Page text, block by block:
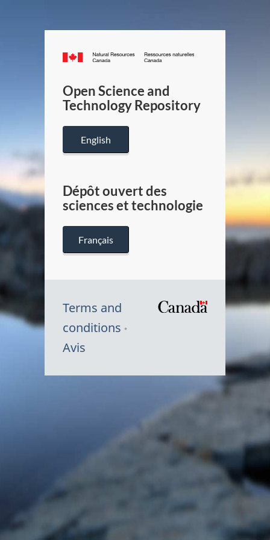
Canada.ca
/
Canada
Open Science and
Technology Repository
English
Dépôt ouvert des
sciences et technologie
Français
Terms and
conditions
Avis
du